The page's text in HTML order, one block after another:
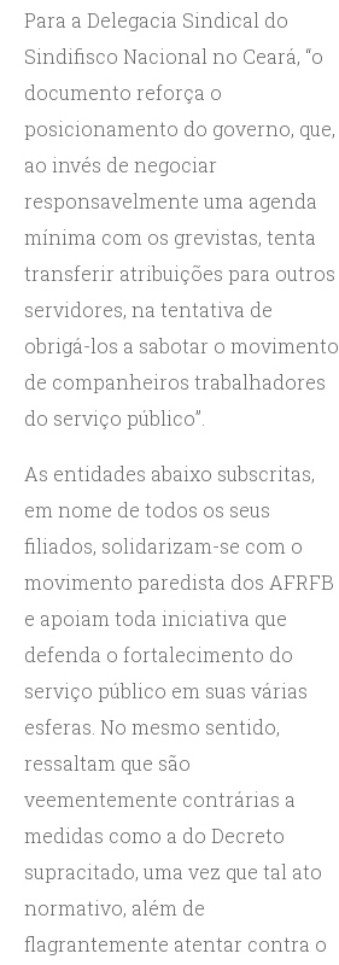
Para a Delegacia Sindical do
Sindifisco Nacional no Ceará, “o
documento reforça o
posicionamento do governo, que,
ao invés de negociar
responsavelmente uma agenda
mínima com os grevistas, tenta
transferir atribuições para outros
servidores, na tentativa de
obrigá-los a sabotar o movimento
de companheiros trabalhadores
do serviço público”.
As entidades abaixo subscritas,
em nome de todos os seus
filiados, solidarizam-se com o
movimento paredista dos AFRFB
e apoiam toda iniciativa que
defenda o fortalecimento do
serviço público em suas várias
esferas. No mesmo sentido,
ressaltam que são
veementemente contrárias a
medidas como a do Decreto
supracitado, uma vez que tal ato
normativo, além de
flagrantemente atentar contra o